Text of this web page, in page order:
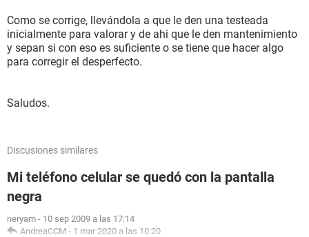
Como se corrige, llevándola a que le den una testeada
inicialmente para valorar y de ahi que le den mantenimiento
y sepan si con eso es suficiente o se tiene que hacer algo
para corregir el desperfecto.
Saludos.
Discusiones similares
Mi teléfono celular se quedó con la pantalla
negra
neryam - 10 sep 2009 a las 17:14
AndreaCCM - 1 mar 2020 a las 10:20